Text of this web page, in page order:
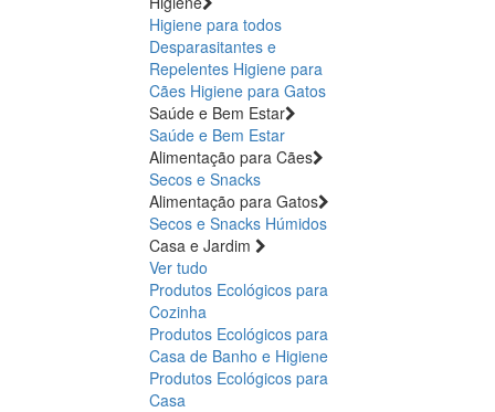
Higiene para todos
Desparasitantes e
Repelentes Higiene para
Cães Higiene para Gatos
Saúde e Bem Estar
Saúde e Bem Estar
Alimentação para Cães
Secos e Snacks
Alimentação para Gatos
Secos e Snacks Húmidos
Casa e Jardim
Ver tudo
Produtos Ecológicos para
Cozinha
Produtos Ecológicos para
Casa de Banho e Higiene
Produtos Ecológicos para
Casa